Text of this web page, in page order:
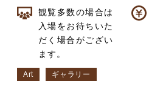
観覧多数の場合は
入場をお待ちいた
だく場合がござい
ます。
Art ギャラリー